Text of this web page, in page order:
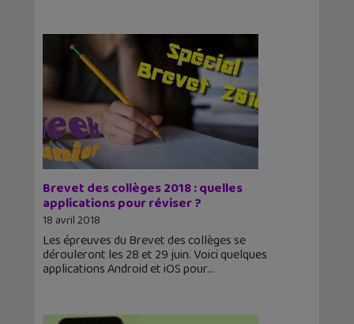
Brevet des collèges 2018 : quelles
applications pour réviser ?
18 avril 2018
Les épreuves du Brevet des collèges se
dérouleront les 28 et 29 juin. Voici quelques
applications Android et iOS pour